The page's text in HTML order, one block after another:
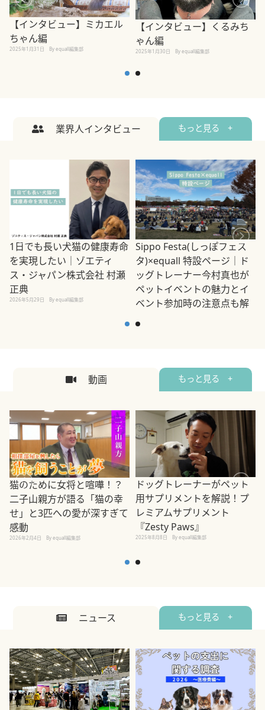
【インタビュー】ミカエル
ちゃん編
2025年1月31日 By equall編集部
【インタビュー】くるみち
ゃん編
2025年1月30日 By equall編集部
業界人インタビュー もっと見る +
1日でも長い犬猫の健康寿命
を実現したい｜ゾエティ
ス・ジャパン株式会社 村瀬
正典
2026年5月29日 By equall編集部
Sippo Festa(しっぽフェス
タ)×equall 特設ページ｜ド
ッグトレーナー今村真也が
ペットイベントの魅力とイ
ベント参加時の注意点も解
2026年5月12日
動画 もっと見る +
猫のために女将と喧嘩！？
二子山親方が語る「猫の幸
せ」と3匹への愛が深すぎて
感動
2026年2月4日 By equall編集部
ドッグトレーナーがペット
用サプリメントを解説！プ
レミアムサプリメント
『Zesty Paws』
2025年8月8日 By equall編集部
ニュース もっと見る +